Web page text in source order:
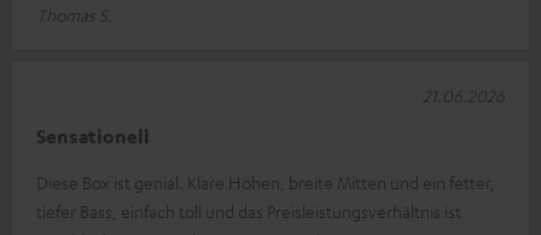
Thomas S.
Sensationell
Diese Box ist genial. Klare Höhen, breite Mitten und ein fetter,
tiefer Bass, einfach toll und das Preisleistungsverhältnis ist
21.06.2026